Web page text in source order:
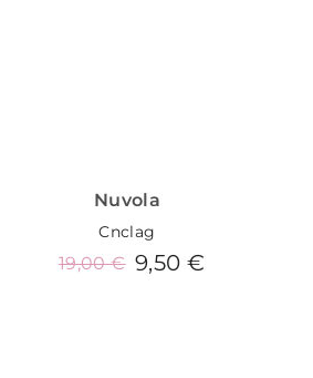
Nuvola
Cnclag
9,50 €
19,00 €